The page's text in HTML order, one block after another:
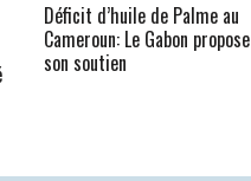
Déficit d’huile de Palme au
Cameroun: Le Gabon propose
son soutien